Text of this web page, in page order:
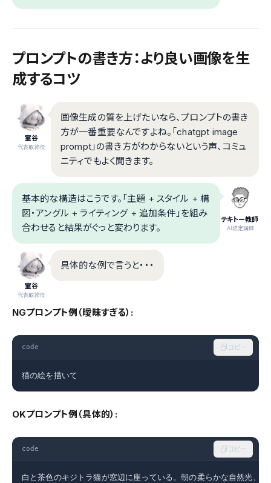
プロンプトの書き方：より良い画像を生
成するコツ
室谷
代表取締役
画像生成の質を上げたいなら、プロンプトの書き
方が一番重要なんですよね。「chatgpt image
prompt」の書き方がわからないという声、コミュ
ニティでもよく聞きます。
テキトー教師
.AI認定講師
基本的な構造はこうです。「主題 + スタイル + 構
図・アングル + ライティング + 追加条件」を組み
合わせると結果がぐっと変わります。
室谷
代表取締役
具体的な例で言うと・・・
NGプロンプト例（曖昧すぎる）:
code コピー
猫の絵を描いて
OKプロンプト例（具体的）:
code コピー
白と茶色のキジトラ猫が窓辺に座っている。朝の柔らかな自然光、